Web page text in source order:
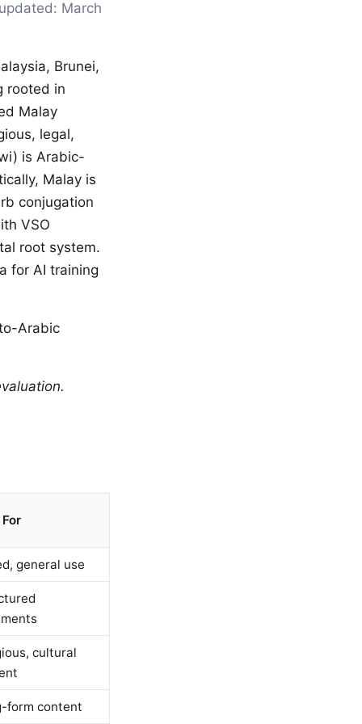
March
Brunei,
rooted in
Malay
legal,
is Arabic-
Malay is
conjugation
VSO
root system.
for AI training
Arabic
general use
cultural
form content